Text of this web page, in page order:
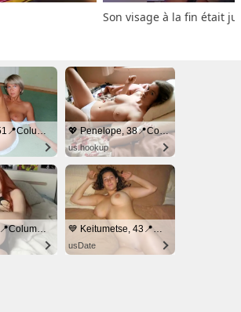
Son visage à la fin était